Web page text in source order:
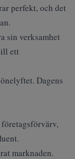
perfekt, och det
sin verksamhet
ett
Dagens
marknaden.